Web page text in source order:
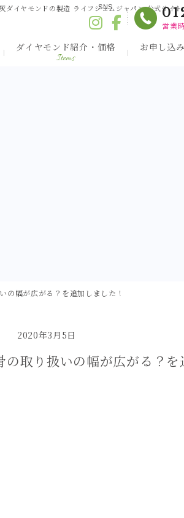
ダイヤモンドの製造 ライフジェムジャパン 公式サイト
SNS
営業
ダイヤモンド紹介・価格
Items
お申し込
の幅が広がる？を追加しました！
2020年3月5日
取り扱いの幅が広がる？を